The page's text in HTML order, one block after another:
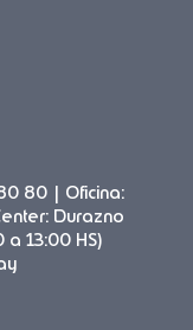
80 | Oficina:
Durazno
13:00 HS)